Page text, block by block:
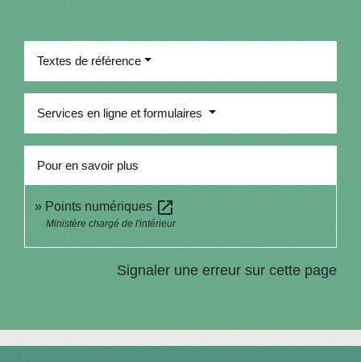
Textes de référence
Services en ligne et formulaires
Pour en savoir plus
Points numériques open_in_new
Ministère chargé de l'intérieur
Signaler une erreur sur cette page